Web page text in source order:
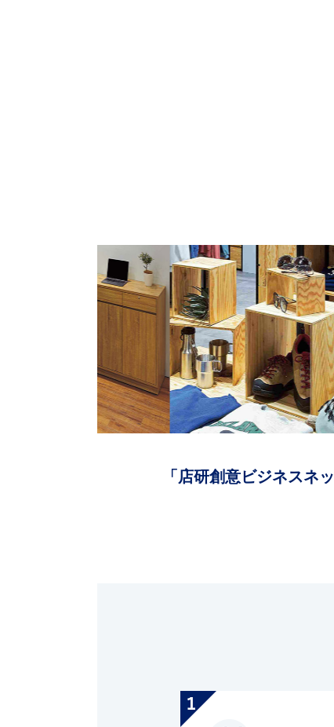
「店研創意ビジネスネ